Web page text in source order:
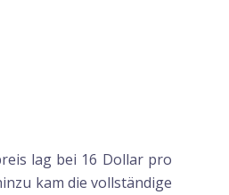
lag bei 16 Dollar pro
kam die vollständige